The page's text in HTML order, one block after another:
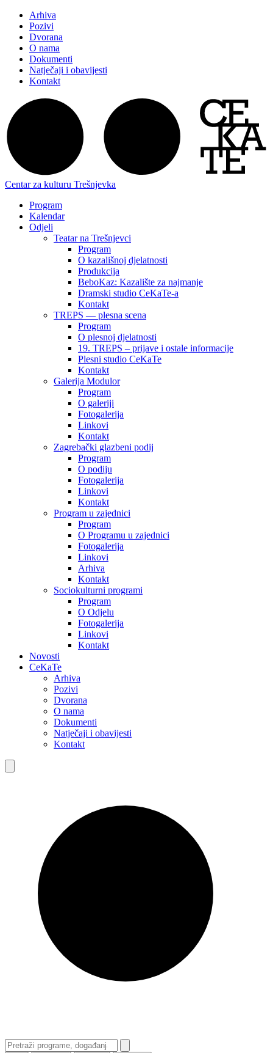
Arhiva
Pozivi
Dvorana
O nama
Dokumenti
Natječaji i obavijesti
Kontakt
Centar za kulturu Trešnjevka
Program
Kalendar
Odjeli
Teatar na Trešnjevci
Program
O kazališnoj djelatnosti
Produkcija
BeboKaz: Kazalište za najmanje
Dramski studio CeKaTe-a
Kontakt
TREPS — plesna scena
Program
O plesnoj djelatnosti
19. TREPS – prijave i ostale informacije
Plesni studio CeKaTe
Kontakt
Galerija Modulor
Program
O galeriji
Fotogalerija
Linkovi
Kontakt
Zagrebački glazbeni podij
Program
O podiju
Fotogalerija
Linkovi
Kontakt
Program u zajednici
Program
O Programu u zajednici
Fotogalerija
Linkovi
Arhiva
Kontakt
Sociokulturni programi
Program
O Odjelu
Fotogalerija
Linkovi
Kontakt
Novosti
CeKaTe
Arhiva
Pozivi
Dvorana
O nama
Dokumenti
Natječaji i obavijesti
Kontakt